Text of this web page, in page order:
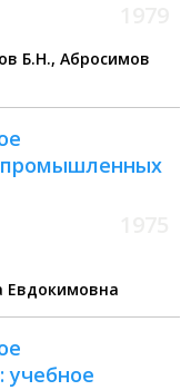
Евдокимовна
учебное